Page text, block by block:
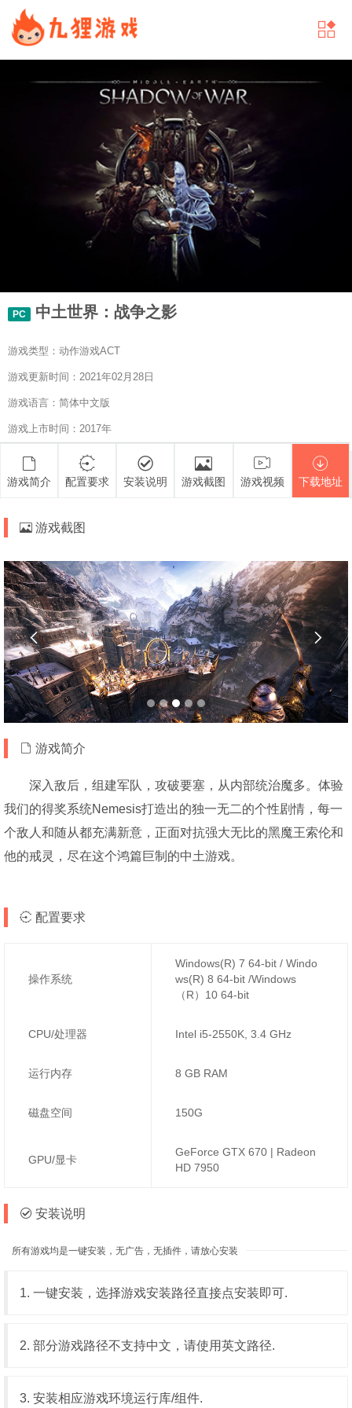
PC 中土世界：战争之影
游戏类型：动作游戏ACT
游戏更新时间：2021年02月28日
游戏语言：简体中文版
游戏上市时间：2017年
游戏简介 配置要求 安装说明 游戏截图 游戏视频 下载地址
游戏截图
 
游戏简介
深入敌后，组建军队，攻破要塞，从内部统治魔多。体验
我们的得奖系统Nemesis打造出的独一无二的个性剧情，每一
个敌人和随从都充满新意，正面对抗强大无比的黑魔王索伦和
他的戒灵，尽在这个鸿篇巨制的中土游戏。
配置要求
操作系统
Windows(R) 7 64-bit / Windo
ws(R) 8 64-bit /Windows
（R）10 64-bit
CPU/处理器 Intel i5-2550K, 3.4 GHz
运行内存 8 GB RAM
磁盘空间 150G
GPU/显卡
GeForce GTX 670 | Radeon
HD 7950
安装说明
所有游戏均是一键安装，无广告，无插件，请放心安装
1. 一键安装，选择游戏安装路径直接点安装即可.
2. 部分游戏路径不支持中文，请使用英文路径.
3. 安装相应游戏环境运行库/组件.